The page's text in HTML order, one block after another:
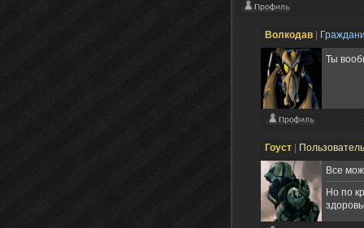
Волкодав
Ты
Гоуст
Все
Но по